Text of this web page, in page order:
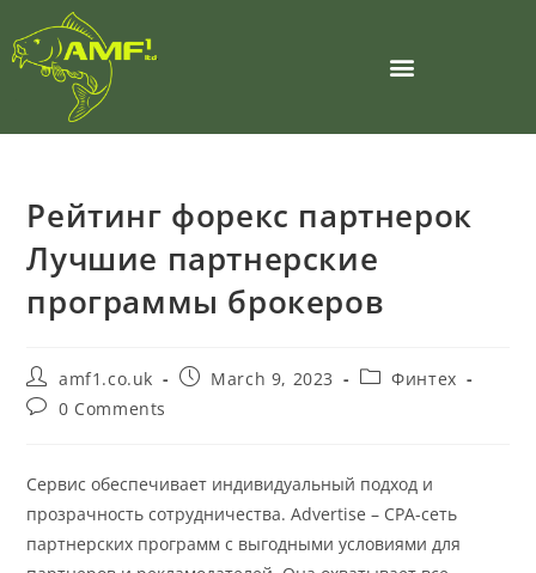
Рейтинг форекс партнерок
Лучшие партнерские
программы брокеров
amf1.co.uk March 9, 2023
Финтех
0 Comments
Сервис обеспечивает индивидуальный подход и
прозрачность сотрудничества. Advertise – CPA-сеть
партнерских программ с выгодными условиями для